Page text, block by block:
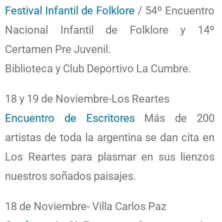
Festival Infantil de Folklore / 54º Encuentro
Nacional Infantil de Folklore y 14º
Certamen Pre Juvenil.
Biblioteca y Club Deportivo La Cumbre.
18 y 19 de Noviembre-Los Reartes
Encuentro de EscritoresMás de 200
artistas de toda la argentina se dan cita en
Los Reartes para plasmar en sus lienzos
nuestros soñados paisajes.
18 de Noviembre- Villa Carlos Paz